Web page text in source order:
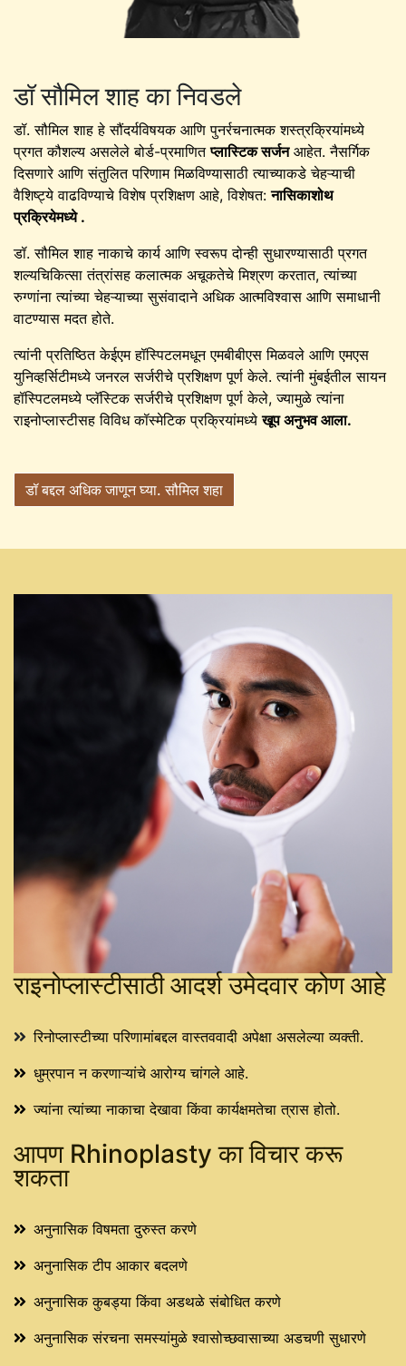
डॉ सौमिल शाह का निवडले
डॉ. सौमिल शाह हे सौंदर्यविषयक आणि पुनर्रचनात्मक शस्त्रक्रियांमध्ये
प्रगत कौशल्य असलेले बोर्ड-प्रमाणितप्लास्टिक सर्जनआहेत. नैसर्गिक
दिसणारे आणि संतुलित परिणाम मिळविण्यासाठी त्याच्याकडे चेहऱ्याची
वैशिष्ट्ये वाढविण्याचे विशेष प्रशिक्षण आहे, विशेषत:नासिकाशोथ
प्रक्रियेमध्ये .
डॉ. सौमिल शाह नाकाचे कार्य आणि स्वरूप दोन्ही सुधारण्यासाठी प्रगत
शल्यचिकित्सा तंत्रांसह कलात्मक अचूकतेचे मिश्रण करतात, त्यांच्या
रुग्णांना त्यांच्या चेहऱ्याच्या सुसंवादाने अधिक आत्मविश्वास आणि समाधानी
वाटण्यास मदत होते.
त्यांनी प्रतिष्ठित केईएम हॉस्पिटलमधून एमबीबीएस मिळवले आणि एमएस
युनिव्हर्सिटीमध्ये जनरल सर्जरीचे प्रशिक्षण पूर्ण केले. त्यांनी मुंबईतील सायन
हॉस्पिटलमध्ये प्लॅस्टिक सर्जरीचे प्रशिक्षण पूर्ण केले, ज्यामुळे त्यांना
राइनोप्लास्टीसह विविध कॉस्मेटिक प्रक्रियांमध्येखूप अनुभव आला.
डॉ बद्दल अधिक जाणून घ्या. सौमिल शहा
राइनोप्लास्टीसाठी आदर्श उमेदवार कोण आहे
रिनोप्लास्टीच्या परिणामांबद्दल वास्तववादी अपेक्षा असलेल्या व्यक्ती.
धुम्रपान न करणाऱ्यांचे आरोग्य चांगले आहे.
ज्यांना त्यांच्या नाकाचा देखावा किंवा कार्यक्षमतेचा त्रास होतो.
आपण Rhinoplasty का विचार करू
शकता
अनुनासिक विषमता दुरुस्त करणे
अनुनासिक टीप आकार बदलणे
अनुनासिक कुबड्या किंवा अडथळे संबोधित करणे
अनुनासिक संरचना समस्यांमुळे श्वासोच्छवासाच्या अडचणी सुधारणे